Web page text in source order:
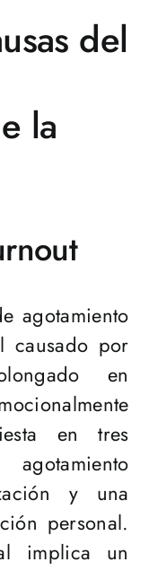
del
la
agotamiento
causado por
en
en tres
agotamiento
y una
personal.
implica un